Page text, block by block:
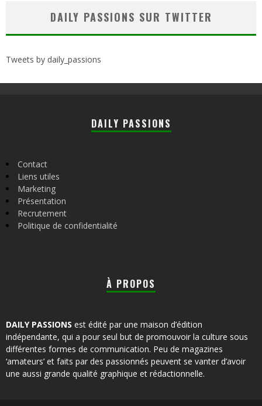
DAILY PASSIONS SUR TWITTER
Tweets by daily_passions
DAILY PASSIONS
Contact
Liens utiles
Marketing
Présentation
Recrutement
Politique de confidentialité
À PROPOS
DAILY PASSIONS est édité par une maison d’édition
indépendante, qui a pour seul but de promouvoir la culture sous
différentes formes de communication. Peu de magazines
‘amateurs’ et faits par des passionnés peuvent se vanter d’avoir
une aussi grande qualité graphique et rédactionnelle.